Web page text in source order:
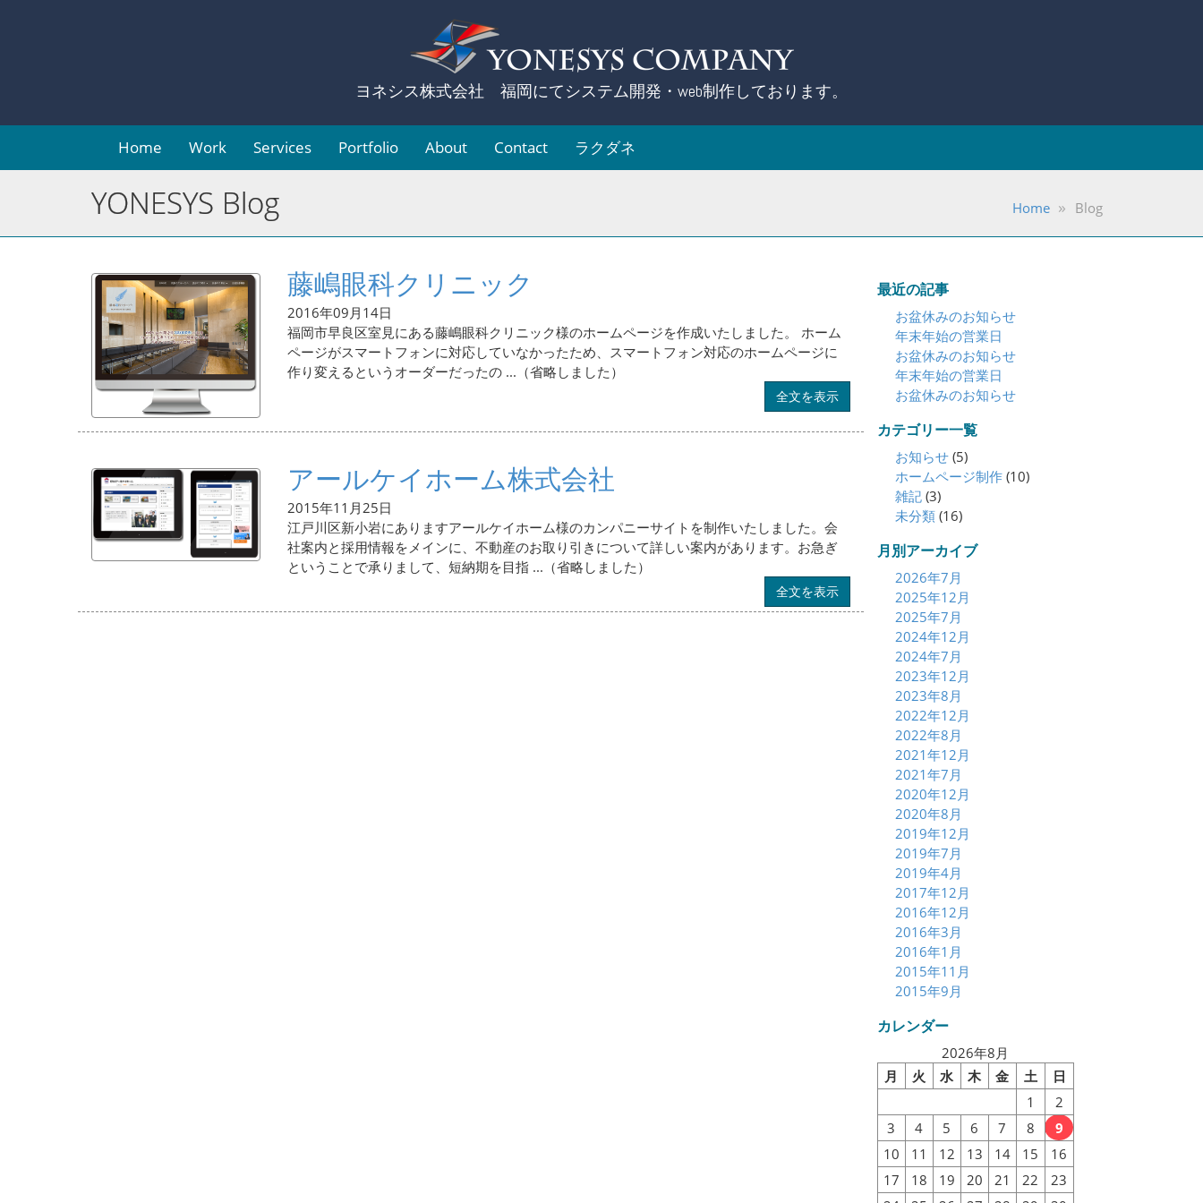
ヨネシス株式会社 福岡にてシステム開発・web制作しております。
Home Work Services Portfolio About Contact ラクダネ
YONESYS Blog Home Blog
藤嶋眼科クリニック
2016年09月14日
福岡市早良区室見にある藤嶋眼科クリニック様のホームページを作成いたしました。 ホーム
ページがスマートフォンに対応していなかったため、スマートフォン対応のホームページに
作り変えるというオーダーだったの ...（省略しました）
全文を表示
アールケイホーム株式会社
2015年11月25日
江戸川区新小岩にありますアールケイホーム様のカンパニーサイトを制作いたしました。会
社案内と採用情報をメインに、不動産のお取り引きについて詳しい案内があります。お急ぎ
ということで承りまして、短納期を目指 ...（省略しました）
全文を表示
最近の記事
お盆休みのお知らせ
年末年始の営業日
お盆休みのお知らせ
年末年始の営業日
お盆休みのお知らせ
カテゴリー一覧
お知らせ(5)
ホームページ制作(10)
雑記(3)
未分類(16)
月別アーカイブ
2026年7月
2025年12月
2025年7月
2024年12月
2024年7月
2023年12月
2023年8月
2022年12月
2022年8月
2021年12月
2021年7月
2020年12月
2020年8月
2019年12月
2019年7月
2019年4月
2017年12月
2016年12月
2016年3月
2016年1月
2015年11月
2015年9月
カレンダー
2026年8月
月
火 水 木 金 土
日
1
2
3
4 5 6 7 8
9
10
11 12 13 14 15
16
17
18 19 20 21 22
23